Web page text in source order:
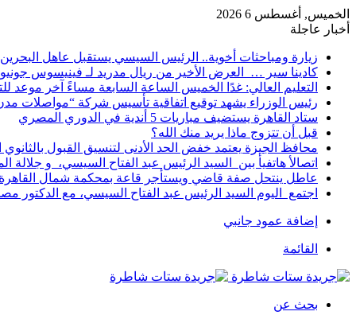
الخميس, أغسطس 6 2026
أخبار عاجلة
زيارة ومباحثات أخوية.. الرئيس السيسي يستقبل عاهل
كادينا سير … العرض الأخير من ريال مدريد لـ فينيسوس
التعليم العالي: غدًا الخميس الساعة السابعة مساءً آخر موعد
رئيس الوزراء يشهد توقيع اتفاقية تأسيس شركة “مواصلات
ستاد القاهرة يستضيف مباريات 5 أندية في الدوري المصري
قبل أن تتزوج ماذا يريد منك الله؟
محافظ الجيزة يعتمد خفض الحد الأدنى لتنسيق القبول بالثانوي العام
اتصالأ هاتفيأ بين السيد الرئيس عبد الفتاح السيسي، و
عاطل ينتحل صفة قاضي ويستأجر قاعة بمحكمة شمال القاهرة
اجتمع اليوم السيد الرئيس عبد الفتاح السيسي، مع الدكتور
إضافة عمود جانبي
القائمة
بحث عن